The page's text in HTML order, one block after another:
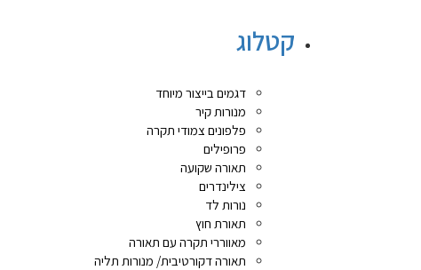
קטלוג
דגמים בייצור מיוחד
מנורות קיר
פלפונים צמודי תקרה
פרופילים
תאורה שקועה
צילינדרים
נורות לד
תאורת חוץ
מאווררי תקרה עם תאורה
תאורה דקורטיבית/ מנורות תליה